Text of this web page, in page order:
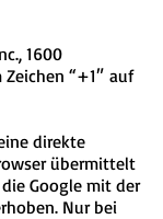
1600
“+1″ auf
direkte
übermittelt
Google mit der
Nur bei